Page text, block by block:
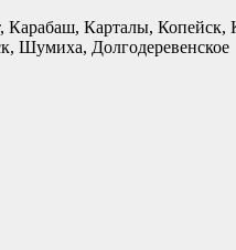
Карабаш, Карталы,
Шумиха, Долгодеревенское